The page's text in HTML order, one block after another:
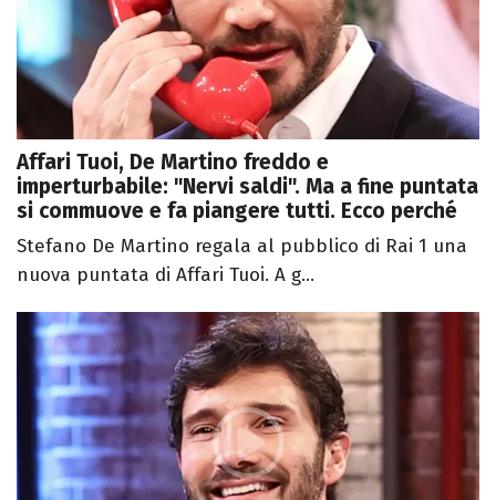
Affari Tuoi, De Martino freddo e
imperturbabile: "Nervi saldi". Ma a fine puntata
si commuove e fa piangere tutti. Ecco perché
Stefano De Martino regala al pubblico di Rai 1 una
nuova puntata di Affari Tuoi. A g...